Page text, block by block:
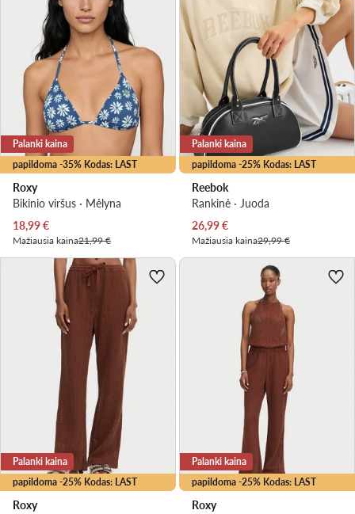
papildoma -35% Kodas: LAST
Palanki kaina
Roxy
Bikinio viršus · Mėlyna
Dabartinė kaina
18,99€
Mažiausia kaina21,99 €
papildoma -25% Kodas: LAST
Palanki kaina
Reebok
Rankinė · Juoda
Dabartinė kaina
26,99€
Mažiausia kaina29,99 €
papildoma -25% Kodas: LAST
Palanki kaina
Roxy
papildoma -25% Kodas: LAST
Palanki kaina
Roxy